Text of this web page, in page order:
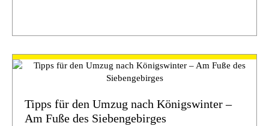
Tipps für den Umzug nach Königswinter –
Am Fuße des Siebengebirges